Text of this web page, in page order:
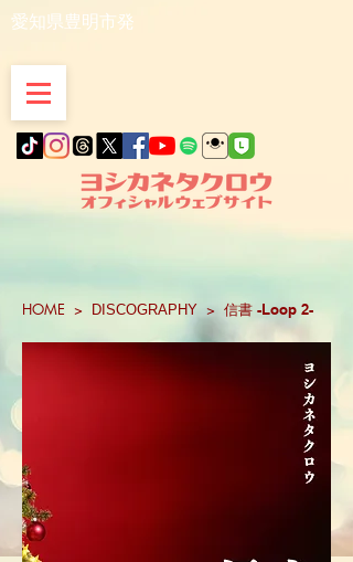
愛知県豊明市発
HOME > DISCOGRAPHY > 信書 -Loop 2-